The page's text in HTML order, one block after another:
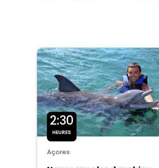
2:30
HEURES
Açores